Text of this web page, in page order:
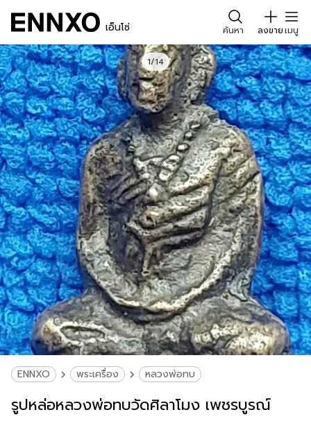
เอ็นโซ่ ค้นหา ลงขายเมนู
1/14
ENNXO พระเครื่อง หลวงพ่อทบ
รูปหล่อหลวงพ่อทบวัดศิลาโมง เพชรบูรณ์